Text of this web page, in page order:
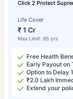
Click 2 Protect
Life Cover
₹ 1 Cr
Max Limit: 85 yrs
Free Health
Early Payout on
Option to Delay
₹2.0 Lakh
Extend your